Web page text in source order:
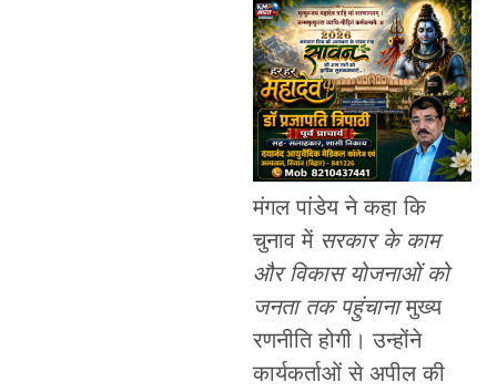
मंगल पांडेय ने कहा कि
चुनाव में सरकार के काम
और विकास योजनाओं को
जनता तक पहुंचानामुख्य
रणनीति होगी। उन्होंने
कार्यकर्ताओं से अपील की